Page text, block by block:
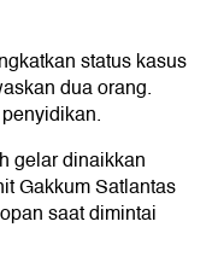
status kasus
dua orang.
gelar dinaikkan
Gakkum Satlantas
saat dimintai